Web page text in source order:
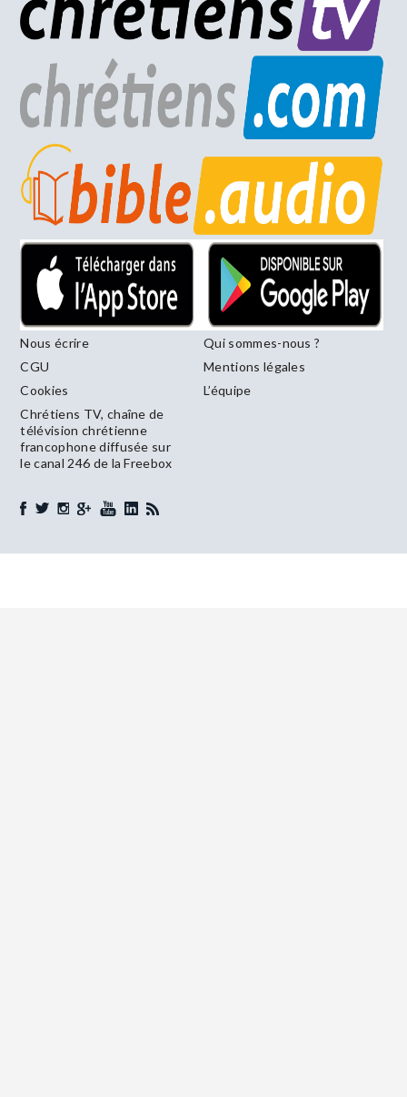
Nous écrire
Qui sommes-nous ?
CGU
Mentions légales
Cookies
L’équipe
Chrétiens TV, chaîne de
télévision chrétienne
francophone diffusée sur
le canal 246 de la Freebox